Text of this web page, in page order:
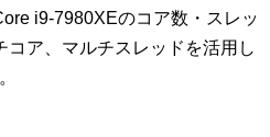
i9-7980XEのコア数・スレッ
コア、マルチスレッドを活用し